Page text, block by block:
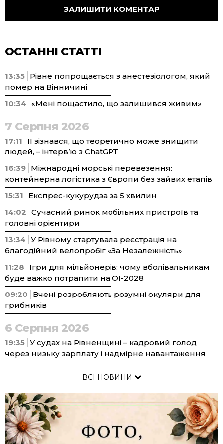
ОСТАННІ СТАТТІ
13:35 Рівне попрощається з анестезіологом, який
помер на Вінничині
10:34
«Мені пощастило, що залишився живим»
7 Серпня 2026
17:11
ІІ зізнався, що теоретично може знищити
людей, – інтерв’ю з ChatGPT
16:39 Міжнародні морські перевезення:
контейнерна логістика з Європи без зайвих етапів
15:31
Експрес-кукурудза за 5 хвилин
14:02 Сучасний ринок мобільних пристроїв та
головні орієнтири
13:34 У Рівному стартувала реєстрація на
благодійний велопробіг «За Незалежність»
11:28
Ігри для мільйонерів: чому вболівальникам
буде важко потрапити на ОІ-2028
09:20
Вчені розробляють розумні окуляри для
грибників
6 Серпня 2026
19:35 У судах на Рівненщині – кадровий голод
через низьку зарплату і надмірне навантаження
ВСІ НОВИНИ